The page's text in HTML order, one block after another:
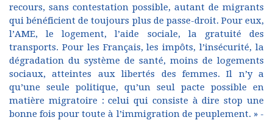
recours, sans contestation possible, autant de migrants
qui bénéficient de toujours plus de passe-droit. Pour eux,
l’AME, le logement, l’aide sociale, la gratuité des
transports. Pour les Français, les impôts, l’insécurité, la
dégradation du système de santé, moins de logements
sociaux, atteintes aux libertés des femmes. Il n’y a
qu’une seule politique, qu’un seul pacte possible en
matière migratoire : celui qui consiste à dire stop une
bonne fois pour toute à l’immigration de peuplement. » -